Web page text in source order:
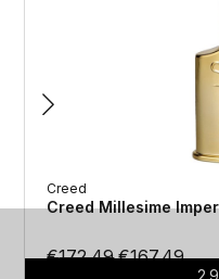
Creed
Creed Millesime
€172.49 €167.49